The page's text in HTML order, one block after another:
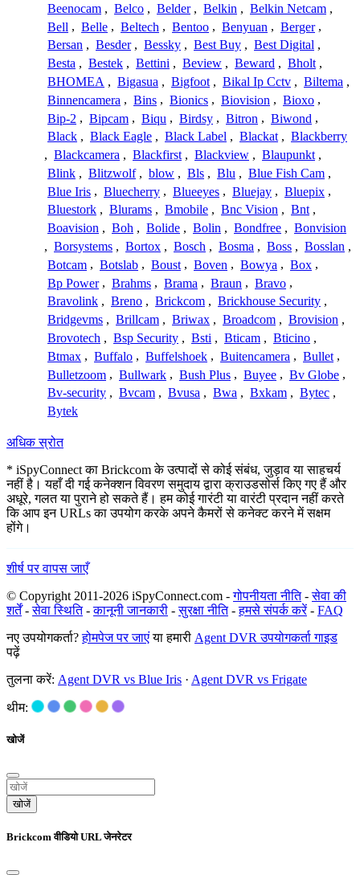
Beenocam , Belco , Belder , Belkin , Belkin Netcam ,
Bell , Belle , Beltech , Bentoo , Benyuan , Berger ,
Bersan , Besder , Bessky , Best Buy , Best Digital ,
Besta , Bestek , Bettini , Beview , Beward , Bholt ,
BHOMEA , Bigasua , Bigfoot , Bikal Ip Cctv , Biltema ,
Binnencamera , Bins , Bionics , Biovision , Bioxo ,
Bip-2 , Bipcam , Biqu , Birdsy , Bitron , Biwond ,
Black , Black Eagle , Black Label , Blackat , Blackberry
, Blackcamera , Blackfirst , Blackview , Blaupunkt ,
Blink , Blitzwolf , blow , Bls , Blu , Blue Fish Cam ,
Blue Iris , Bluecherry , Blueeyes , Bluejay , Bluepix ,
Bluestork , Blurams , Bmobile , Bnc Vision , Bnt ,
Boavision , Boh , Bolide , Bolin , Bondfree , Bonvision
, Borsystems , Bortox , Bosch , Bosma , Boss , Bosslan ,
Botcam , Botslab , Boust , Boven , Bowya , Box ,
Bp Power , Brahms , Brama , Braun , Bravo ,
Bravolink , Breno , Brickcom , Brickhouse Security ,
Bridgevms , Brillcam , Briwax , Broadcom , Brovision ,
Brovotech , Bsp Security , Bsti , Bticam , Bticino ,
Btmax , Buffalo , Buffelshoek , Buitencamera , Bullet ,
Bulletzoom , Bullwark , Bush Plus , Buyee , Bv Globe ,
Bv-security , Bvcam , Bvusa , Bwa , Bxkam , Bytec ,
Bytek
अधिक स्रोत
* iSpyConnect का Brickcom के उत्पादों से कोई संबंध, जुड़ाव या साहचर्य
नहीं है। यहाँ दी गई कनेक्शन विवरण समुदाय द्वारा क्राउडसोर्स किए गए हैं और
अधूरे, गलत या पुराने हो सकते हैं। हम कोई गारंटी या वारंटी प्रदान नहीं करते
कि आप इन URLs का उपयोग करके अपने कैमरों से कनेक्ट करने में सक्षम
होंगे।
शीर्ष पर वापस जाएँ
© Copyright 2011-2026 iSpyConnect.com -गोपनीयता नीति-सेवा की
शर्तें-सेवा स्थिति-कानूनी जानकारी -सुरक्षा नीति-हमसे संपर्क करें- FAQ
नए उपयोगकर्ता?होमपेज पर जाएंया हमारी Agent DVR उपयोगकर्ता गाइड
पढ़ें
तुलना करें: Agent DVR vs Blue Iris · Agent DVR vs Frigate
थीम:
खोजें
खोजें
Brickcom वीडियो URL जेनरेटर